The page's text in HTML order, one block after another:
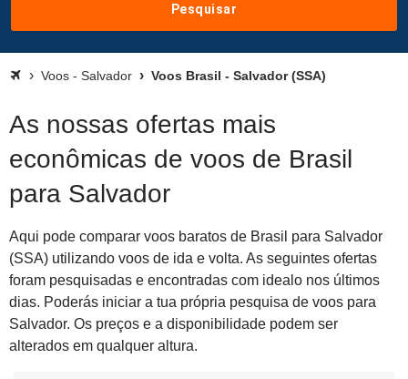
Pesquisar
Voos - Salvador Voos Brasil - Salvador (SSA)
As nossas ofertas mais
econômicas de voos de Brasil
para Salvador
Aqui pode comparar voos baratos de Brasil para Salvador
(SSA) utilizando voos de ida e volta. As seguintes ofertas
foram pesquisadas e encontradas com idealo nos últimos
dias. Poderás iniciar a tua própria pesquisa de voos para
Salvador. Os preços e a disponibilidade podem ser
alterados em qualquer altura.